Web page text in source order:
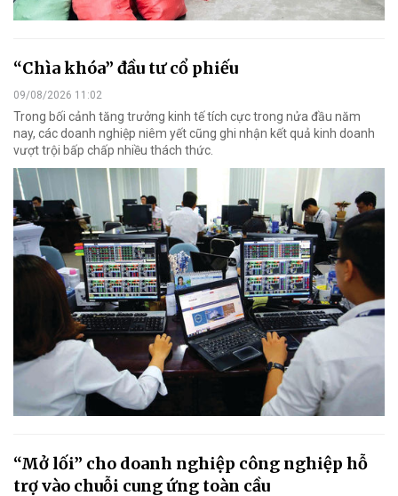
“Chìa khóa” đầu tư cổ phiếu
09/08/2026 11:02
Trong bối cảnh tăng trưởng kinh tế tích cực trong nửa đầu năm
nay, các doanh nghiệp niêm yết cũng ghi nhận kết quả kinh doanh
vượt trội bấp chấp nhiều thách thức.
“Mở lối” cho doanh nghiệp công nghiệp hỗ
trợ vào chuỗi cung ứng toàn cầu